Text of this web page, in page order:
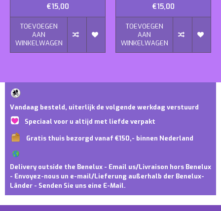
€15,00
TOEVOEGEN
AAN
WINKELWAGEN
€15,00
TOEVOEGEN
AAN
WINKELWAGEN
Vandaag besteld, uiterlijk de volgende werkdag verstuurd
Speciaal voor u altijd met liefde verpakt
Gratis thuis bezorgd vanaf €150,- binnen Nederland
Delivery outside the Benelux - Email us/Livraison hors Benelux
- Envoyez-nous un e-mail/Lieferung außerhalb der Benelux-
Länder - Senden Sie uns eine E-Mail.